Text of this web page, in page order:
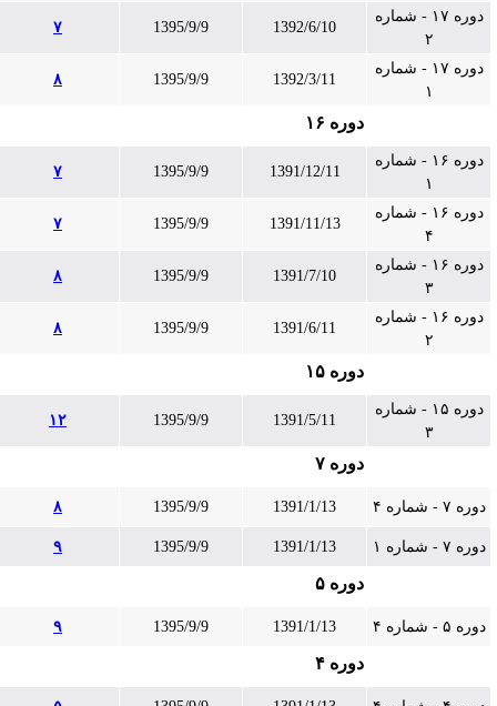
دوره ۱۷ - شماره
1392/6/10
1395/9/9
دوره ۱۷ - شماره
1392/3/11
1395/9/9
دوره ۱۶
دوره ۱۶ - شماره
1391/12/11
1395/9/9
دوره ۱۶ - شماره
1391/11/13
1395/9/9
دوره ۱۶ - شماره
1391/7/10
1395/9/9
دوره ۱۶ - شماره
1391/6/11
1395/9/9
دوره ۱۵
دوره ۱۵ - شماره
1391/5/11
1395/9/9 ۱۲
دوره ۷
دوره ۷ - شماره ۴ 1391/1/13
1395/9/9
دوره ۷ - شماره ۱ 1391/1/13
1395/9/9
دوره ۵
دوره ۵ - شماره ۴ 1391/1/13
1395/9/9
دوره ۴